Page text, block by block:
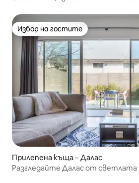
Избор на гостите
Избор на гостите
Прилепена къща – Далас
Разгледайте Далас от светлата